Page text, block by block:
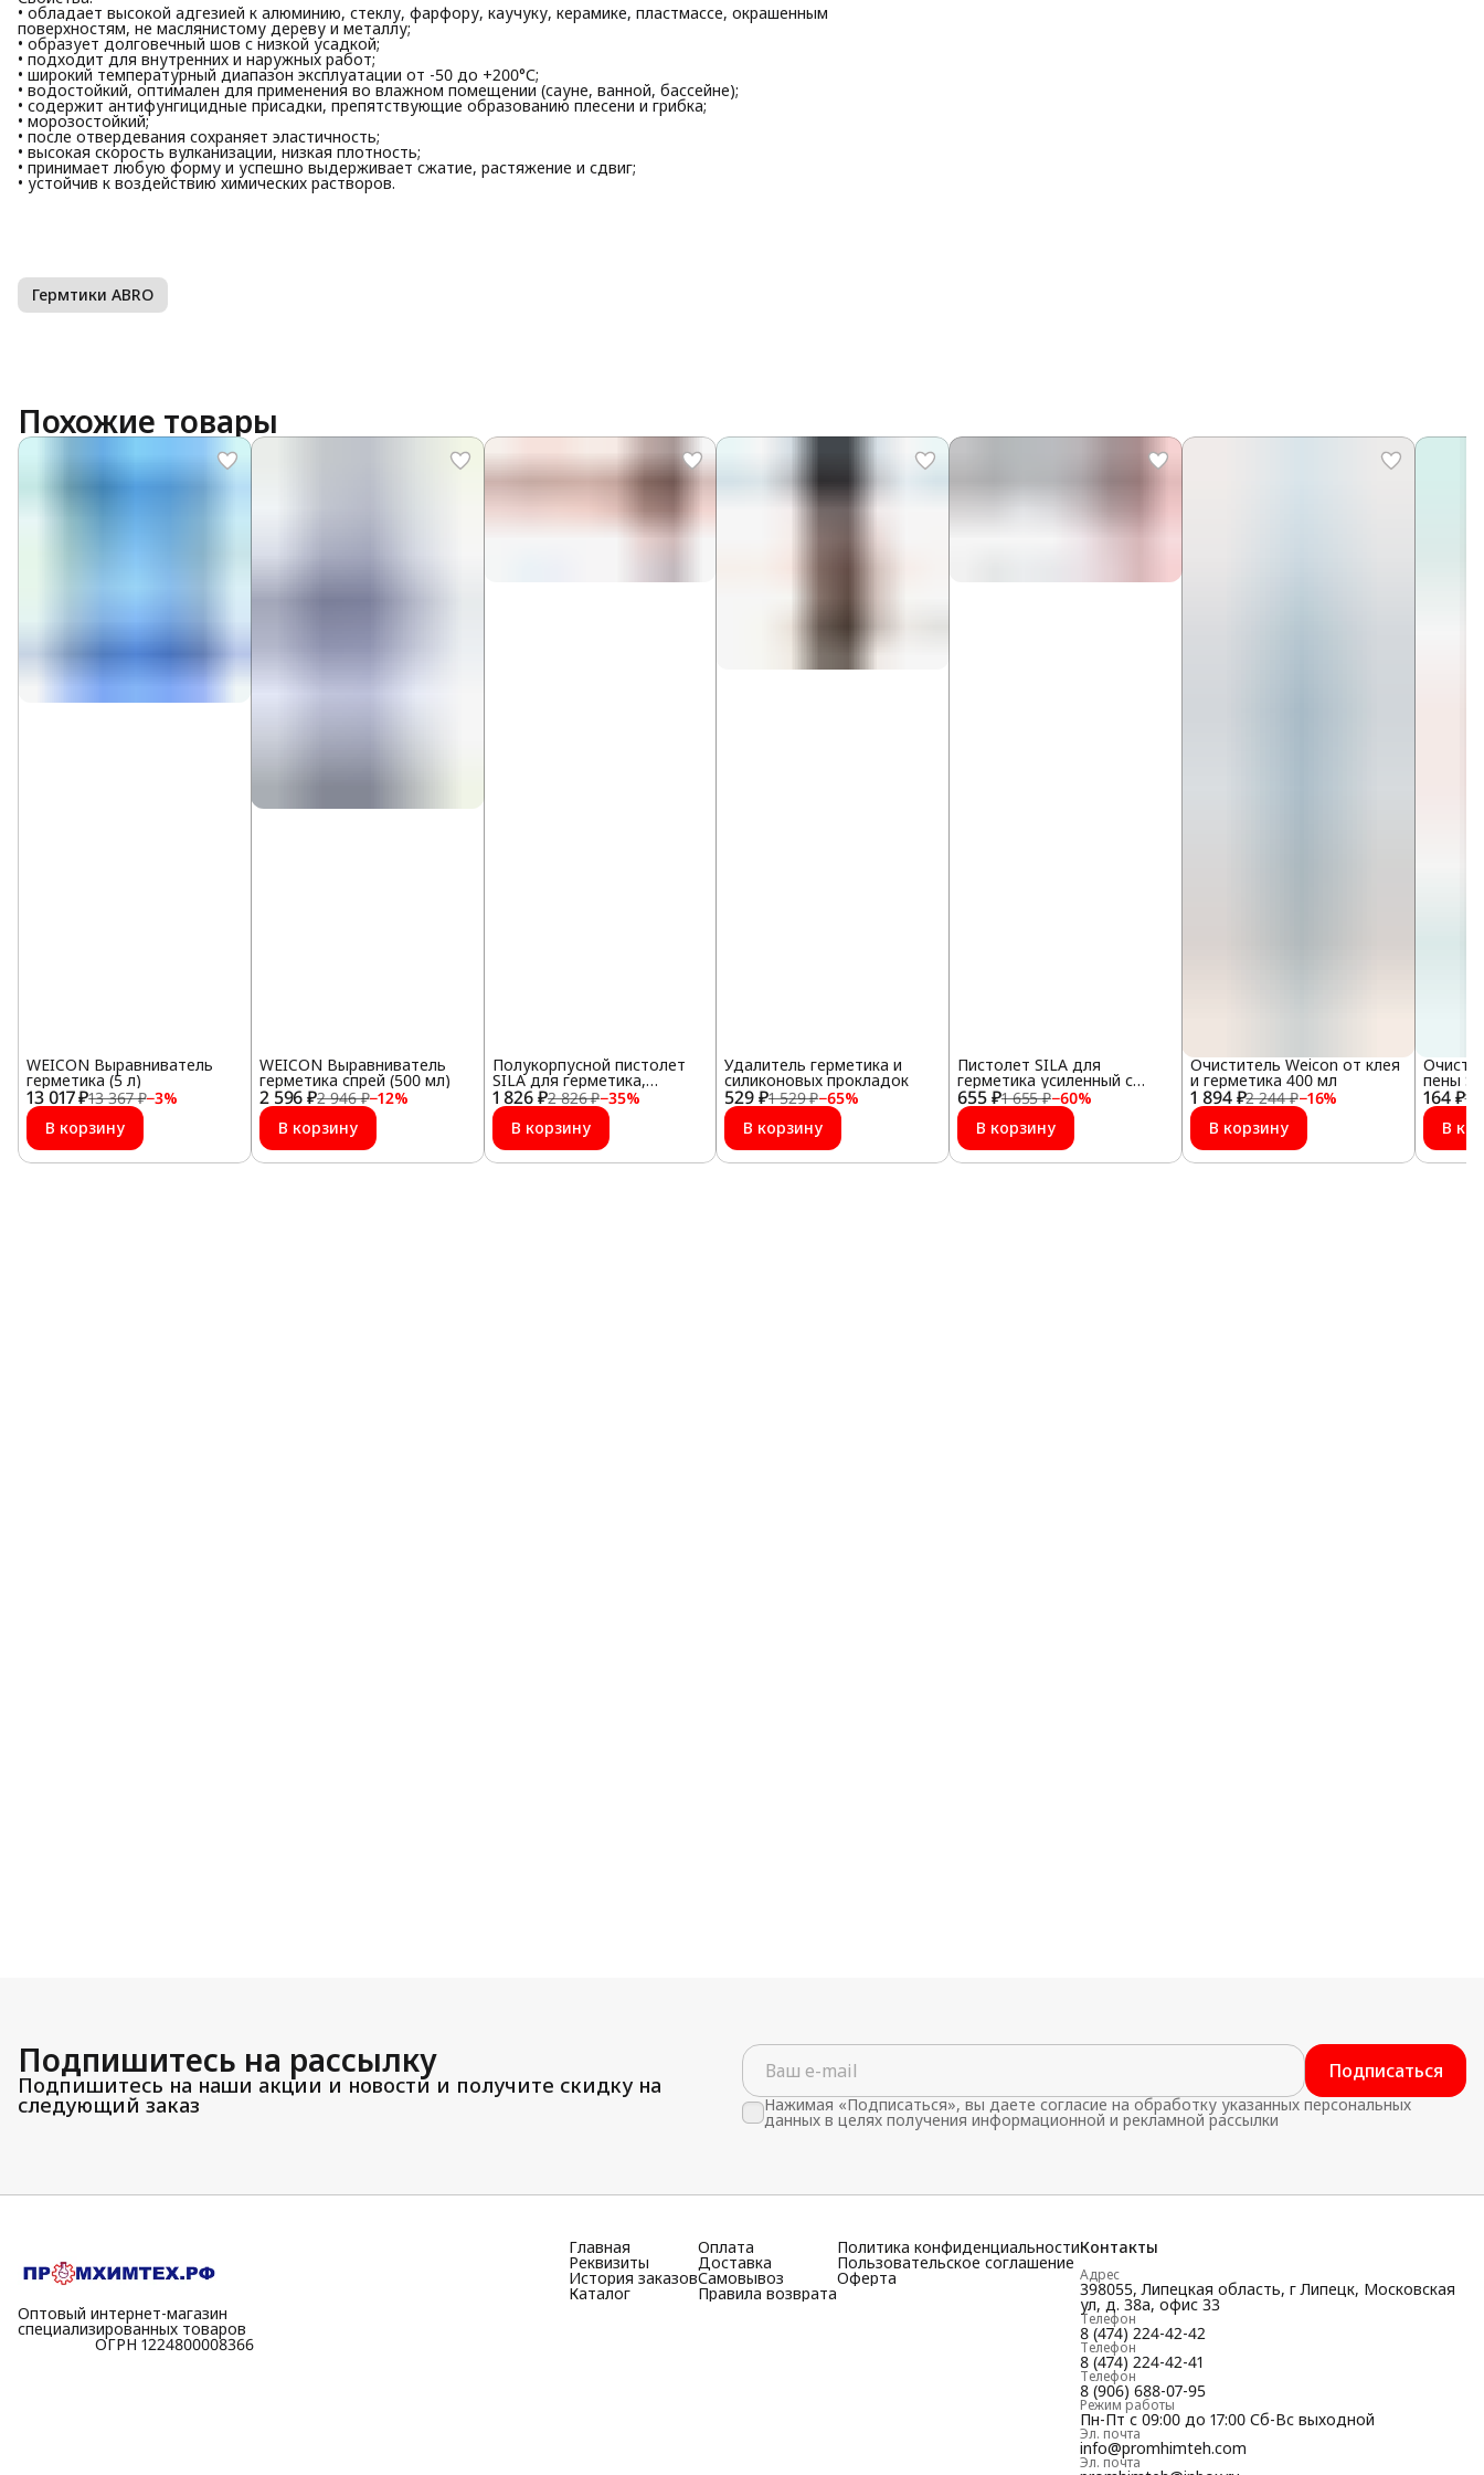
• обладает высокой адгезией к алюминию, стеклу, фарфору, каучуку, керамике, пластмассе, окрашенным
поверхностям, не маслянистому дереву и металлу;
• образует долговечный шов с низкой усадкой;
• подходит для внутренних и наружных работ;
• широкий температурный диапазон эксплуатации от -50 до +200°С;
• водостойкий, оптимален для применения во влажном помещении (сауне, ванной, бассейне);
• содержит антифунгицидные присадки, препятствующие образованию плесени и грибка;
• морозостойкий;
• после отвердевания сохраняет эластичность;
• высокая скорость вулканизации, низкая плотность;
• принимает любую форму и успешно выдерживает сжатие, растяжение и сдвиг;
• устойчив к воздействию химических растворов.
Гермтики ABRO
Похожие товары
13 017 ₽13 367 ₽−3%
WEICON Выравниватель
герметика (5 л)
В корзину
2 596 ₽2 946 ₽−12%
WEICON Выравниватель
герметика спрей (500 мл)
В корзину
1 826 ₽2 826 ₽−35%
Полукорпусной пистолет
SILA для герметика,
профессиональный,
усиленный
В корзину
529 ₽1 529 ₽−65%
Удалитель герметика и
силиконовых прокладок
В корзину
655 ₽1 655 ₽−60%
Пистолет SILA для
герметика усиленный с
регулятором подачи
В корзину
1 894 ₽2 244 ₽−16%
Очиститель Weicon от клея
и герметика 400 мл
В корзину
164 ₽1
пены
В
Подпишитесь на рассылку
Подпишитесь на наши акции и новости и получите скидку на
следующий заказ
Подписаться
Нажимая «Подписаться», вы даете согласие на обработку указанных персональных
данных в целях получения информационной и рекламной рассылки
Оптовый интернет-магазин
специализированных товаров
⠀⠀⠀⠀⠀⠀⠀ОГРН 1224800008366
Главная
Реквизиты
История заказов
Каталог
Оплата
Доставка
Самовывоз
Правила возврата
Политика конфиденциальности
Пользовательское соглашение
Оферта
Контакты
Адрес
398055, Липецкая область, г Липецк, Московская
ул, д. 38а, офис 33
Телефон
8 (474) 224-42-42
Телефон
8 (474) 224-42-41
Телефон
8 (906) 688-07-95
Режим работы
Пн-Пт с 09:00 до 17:00 Сб-Вс выходной
Эл. почта
info@promhimteh.com
Эл. почта